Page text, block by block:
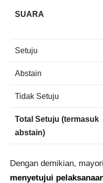
SUARA
Setuju
Abstain
Tidak Setuju
Total Setuju (termasuk
abstain)
Dengan demikian,
menyetujui